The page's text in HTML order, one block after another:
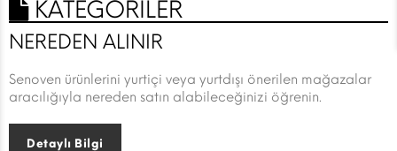
KATEGORİLER
NEREDEN ALINIR
Senoven ürünlerini yurtiçi veya yurtdışı önerilen mağazalar
aracılığıyla nereden satın alabileceğinizi öğrenin.
Detaylı Bilgi